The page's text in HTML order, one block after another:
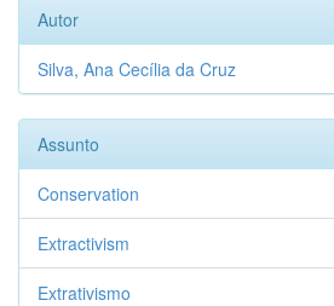
Autor
Silva, Ana Cecília da Cruz
Assunto
Conservation
Extractivism
Extrativismo